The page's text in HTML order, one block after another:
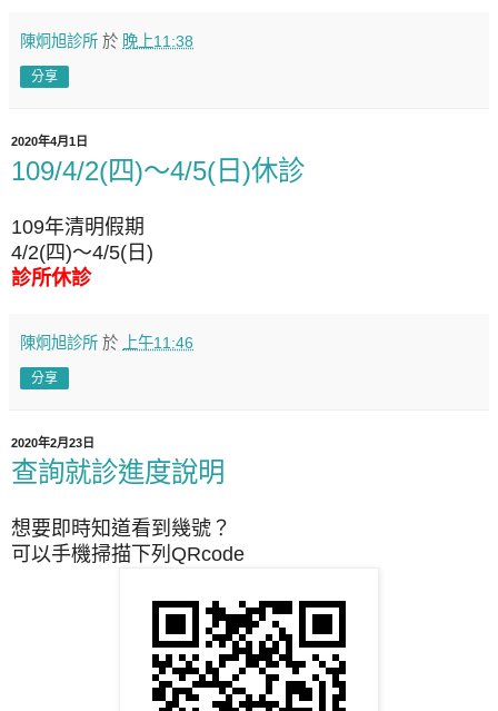
陳炯旭診所 於 晚上11:38
分享
2020年4月1日
109/4/2(四)～4/5(日)休診
109年清明假期
4/2(四)～4/5(日)
診所休診
陳炯旭診所 於 上午11:46
分享
2020年2月23日
查詢就診進度說明
想要即時知道看到幾號？
可以手機掃描下列QRcode